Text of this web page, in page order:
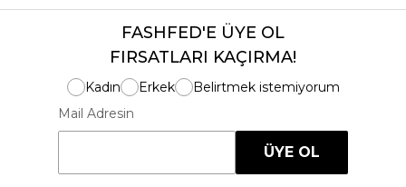
FASHFED'E ÜYE OL
FIRSATLARI KAÇIRMA!
Kadın Erkek
Belirtmek istemiyorum
Mail Adresin
ÜYE OL